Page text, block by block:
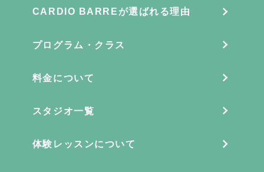
CARDIO BARREが選ばれる理由
プログラム・クラス
料金について
スタジオ一覧
体験レッスンについて